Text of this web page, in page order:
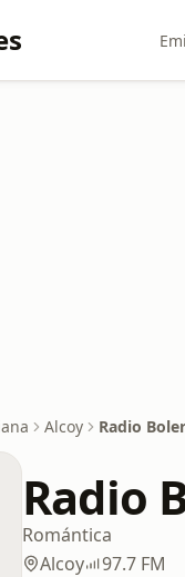
Alcoy Radio
Radio
Romántica
Alcoy
97.7 FM